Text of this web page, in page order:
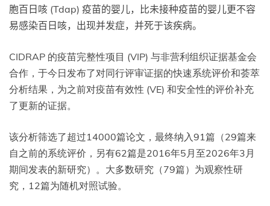
胞百日咳 (Tdap) 疫苗的婴儿，比未接种疫苗的婴儿更不容
易感染百日咳，出现并发症，并死于该疾病。
CIDRAP 的疫苗完整性项目 (VIP) 与非营利组织证据基金会
合作，于今日发布了对同行评审证据的快速系统评价和荟萃
分析结果，为之前对疫苗有效性 (VE) 和安全性的评价补充
了更新的证据。
该分析筛选了超过14000篇论文，最终纳入91篇（29篇来
自之前的系统评价，另有62篇是2016年5月至2026年3月
期间发表的新研究）。大多数研究（79篇）为观察性研
究，12篇为随机对照试验。